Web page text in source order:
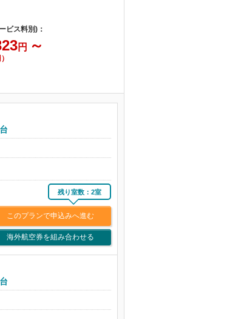
ビス料別)：
円 ～
残り室数：2室
このプランで申込みへ進む
海外航空券を組み合わせる